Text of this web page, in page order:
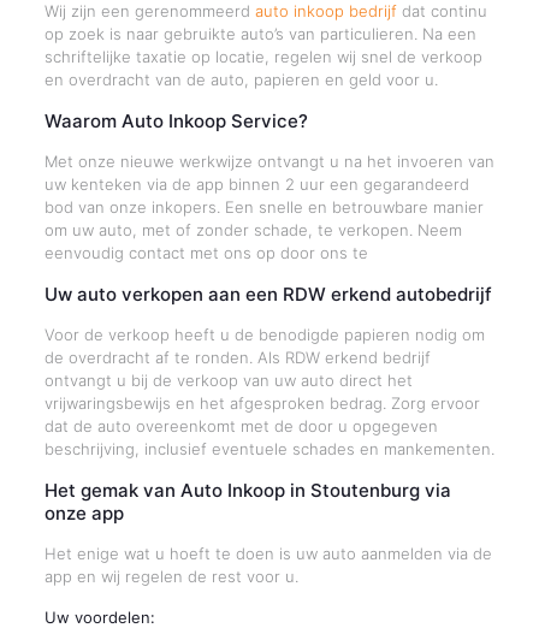
Wij zijn een gerenommeerd auto inkoop bedrijfdat continu
op zoek is naar gebruikte auto’s van particulieren. Na een
schriftelijke taxatie op locatie, regelen wij snel de verkoop
en overdracht van de auto, papieren en geld voor u.
Waarom Auto Inkoop Service?
Met onze nieuwe werkwijze ontvangt u na het invoeren van
uw kenteken via de app binnen 2 uur een gegarandeerd
bod van onze inkopers. Een snelle en betrouwbare manier
om uw auto, met of zonder schade, te verkopen. Neem
eenvoudig contact met ons op door ons te
Uw auto verkopen aan een RDW erkend autobedrijf
Voor de verkoop heeft u de benodigde papieren nodig om
de overdracht af te ronden. Als RDW erkend bedrijf
ontvangt u bij de verkoop van uw auto direct het
vrijwaringsbewijs en het afgesproken bedrag. Zorg ervoor
dat de auto overeenkomt met de door u opgegeven
beschrijving, inclusief eventuele schades en mankementen.
Het gemak van Auto Inkoop in Stoutenburg via
onze app
Het enige wat u hoeft te doen is uw auto aanmelden via de
app en wij regelen de rest voor u.
Uw voordelen: